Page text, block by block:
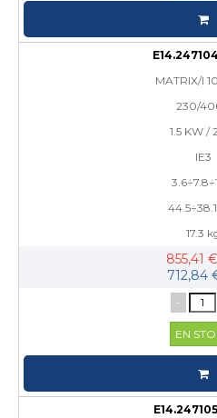
MATRIX/I
230/
1.5 KW /
IE3
17.3
855,41
712,84
-
EN